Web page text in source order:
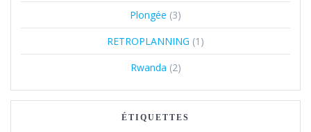
Plongée (3)
RETROPLANNING (1)
Rwanda (2)
ÉTIQUETTES